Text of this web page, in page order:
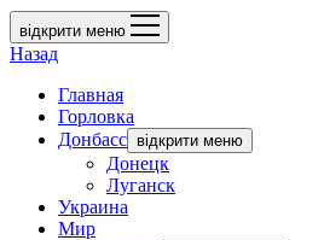
відкрити меню
Назад
Главная
Горловка
Донбасс відкрити меню
Донецк
Луганск
Украина
Мир